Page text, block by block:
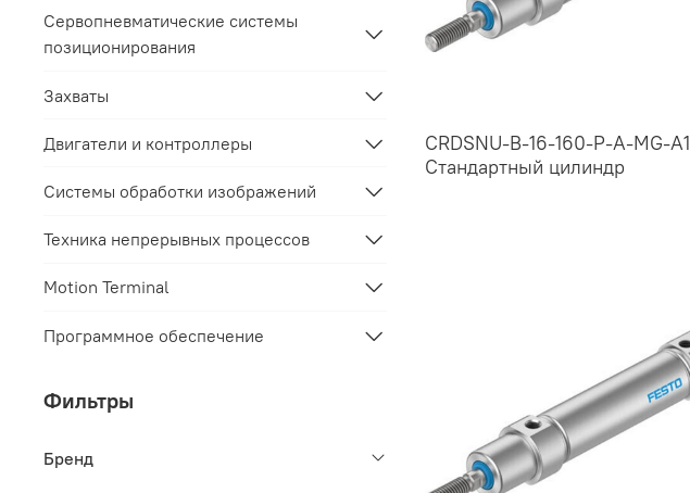
CRDSNU-B-16-160-P-A-MG-A1
Стандартный цилиндр
Сервопневматические системы
позиционирования
Захваты
Двигатели и контроллеры
Системы обработки изображений
Техника непрерывных процессов
Motion Terminal
Программное обеспечение
Фильтры
Бренд